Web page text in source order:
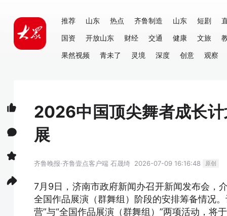
推荐 山东 热点 齐鲁制造 山东 短剧
国资
开放山东 财经 交通 健康 文旅
果然视频
青未了 灵境 深度 创意 观察
2026中国顶尖舞者成长
展
齐鲁晚报·齐鲁壹点客户端 石晟绮 2026-07-09 16:16:48 原创
7月9日，济南市政府新闻办召开新闻发布会，
全国作品展演（群舞组）阶段的安排筹备情况
营”与“全国作品展演（群舞组）”两项活动，将